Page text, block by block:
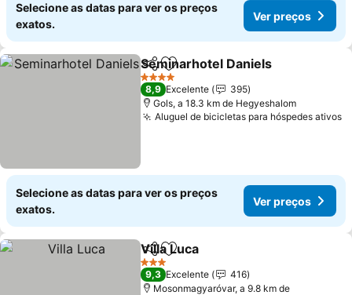
Selecione as datas para ver os preços
exatos.
Ver preços
PartilharAdicionar aos favoritos
Seminarhotel Daniels
4 Estrelas
8,9 Excelente
395
Gols, a 18.3 km de Hegyeshalom
Aluguel de bicicletas para hóspedes ativos
Selecione as datas para ver os preços
exatos.
Ver preços
PartilharAdicionar aos favoritos
Villa Luca
3 Estrelas
9,3 Excelente
416
Mosonmagyaróvar, a 9.8 km de